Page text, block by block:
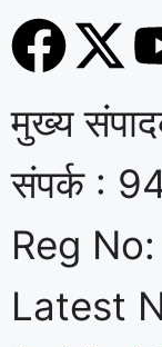
मुख्य
संपर्क :
Reg
Latest